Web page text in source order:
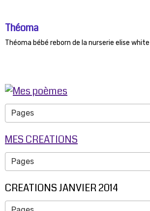
Théoma
Théoma bébé reborn de la nurserie elise white
MES CREATIONS
CREATIONS JANVIER 2014